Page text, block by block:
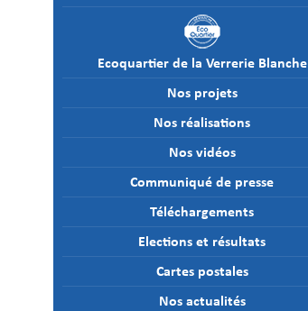
Ecoquartier de la Verrerie Blanche
Nos projets
Nos réalisations
Nos vidéos
Communiqué de presse
Téléchargements
Elections et résultats
Cartes postales
Nos actualités